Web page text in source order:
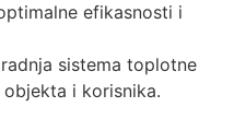
efikasnosti i
sistema toplotne
i korisnika.